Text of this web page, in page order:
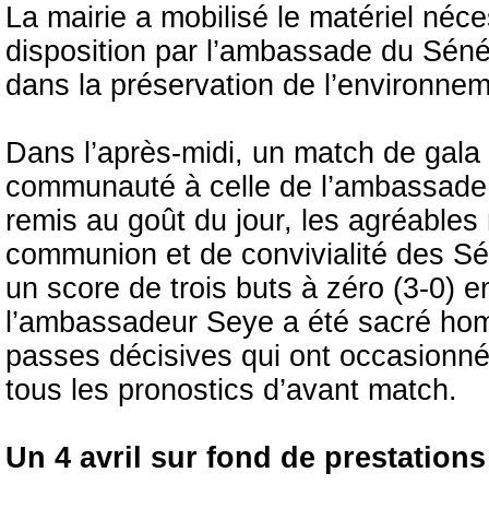
La mairie a mobilisé le matériel
disposition par l’ambassade du
dans la préservation de
Dans l’après-midi, un match de
communauté à celle de
remis au goût du jour, les
communion et de convivialité des
un score de trois buts à zéro (3-0)
l’ambassadeur Seye a été sacré
passes décisives qui ont
tous les pronostics d’avant match.
Un 4 avril sur fond de